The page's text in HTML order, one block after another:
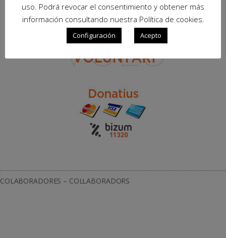
COLABORADORES – COL·LABORADORS
uso. Podrá revocar el consentimiento y obtener más
información consultando nuestra Política de cookies.
Configuración Acepto